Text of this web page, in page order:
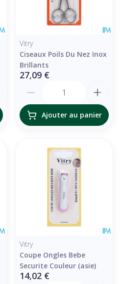
Vitry
Ciseaux Poils Du Nez Inox
Brillants
27,09 €
Ajouter au panier
Vitry
Coupe Ongles Bebe
Securite Couleur (asie)
14,02 €